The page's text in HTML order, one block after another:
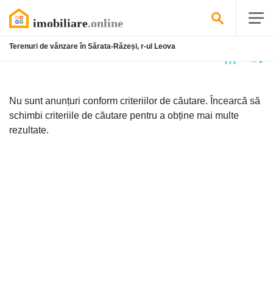
Terenuri de vânzare în Sărata-Răzeși, r-ul Leova
Nu sunt anunțuri conform criteriilor de căutare. Încearcă să
schimbi criteriile de căutare pentru a obține mai multe
rezultate.